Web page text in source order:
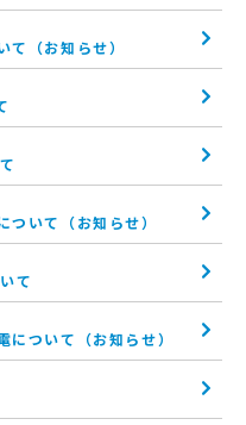
（お知らせ）
いて（お知らせ）
て
ついて（お知らせ）